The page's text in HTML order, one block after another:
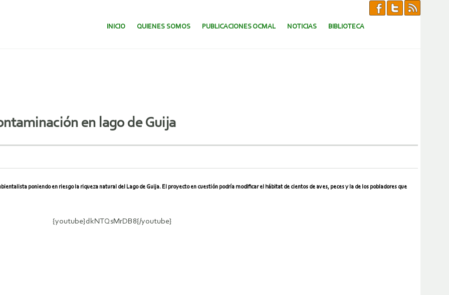
SALTAR AL CONTENIDO.
INICIO QUIENES SOMOS PUBLICACIONES OCMAL NOTICIAS BIBLIOTECA
en lago de Guija
poniendo en riesgo la riqueza natural del Lago de Guija. El proyecto en cuestión podría modificar el hábitat de cientos de aves, peces y la de los pobladores que
{youtube}dkNTQsMrDB8{/youtube}